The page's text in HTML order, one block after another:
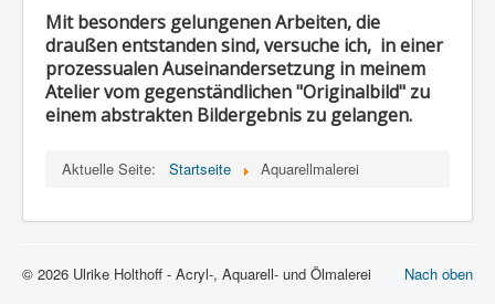
Mit besonders gelungenen Arbeiten, die
draußen entstanden sind, versuche ich, in einer
prozessualen Auseinandersetzung in meinem
Atelier vom gegenständlichen "Originalbild" zu
einem abstrakten Bildergebnis zu gelangen.
Aktuelle Seite: Startseite Aquarellmalerei
Nach oben
© 2026 Ulrike Holthoff - Acryl-, Aquarell- und Ölmalerei